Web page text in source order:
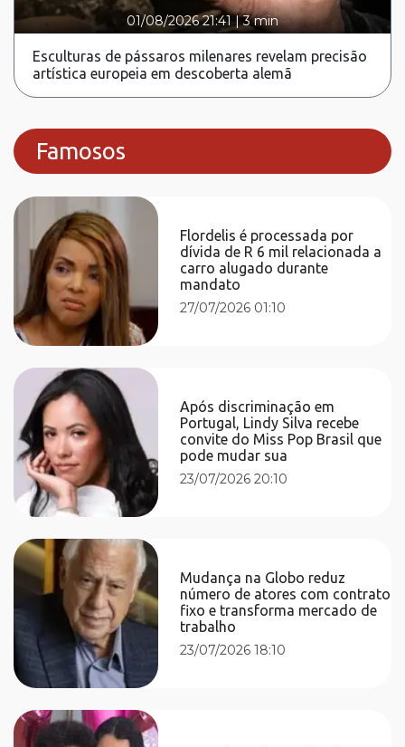
01/08/2026 21:41 |3 min
Esculturas de pássaros milenares revelam precisão
artística europeia em descoberta alemã
Famosos
Flordelis é processada por
dívida de R 6 mil relacionada a
carro alugado durante
mandato
27/07/2026 01:10
Após discriminação em
Portugal, Lindy Silva recebe
convite do Miss Pop Brasil que
pode mudar sua
23/07/2026 20:10
Mudança na Globo reduz
número de atores com contrato
fixo e transforma mercado de
trabalho
23/07/2026 18:10